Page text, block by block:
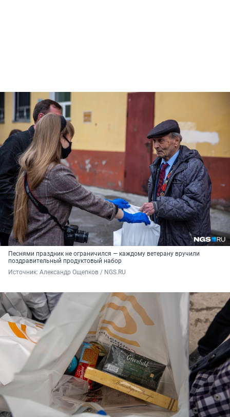
Песнями праздник не ограничился — каждому ветерану вручили
поздравительный продуктовый набор
Источник: Александр Ощепков / NGS.RU